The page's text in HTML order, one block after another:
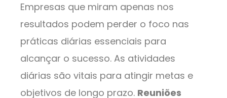
Empresas que miram apenas nos
resultados podem perder o foco nas
práticas diárias essenciais para
alcançar o sucesso. As atividades
diárias são vitais para atingir metas e
objetivos de longo prazo. Reuniões